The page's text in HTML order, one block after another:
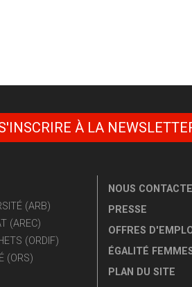
À LA
(ARB)
(AREC)
(ORDIF)
(ORS)
NOUS
PRESSE
OFFRES
ÉGALITÉ
PLAN DU SITE